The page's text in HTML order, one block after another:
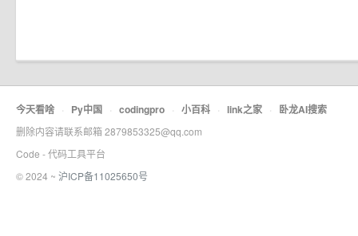
今天看啥 · Py中国 · codingpro · 小百科 · link之家 · 卧龙AI搜索
删除内容请联系邮箱 2879853325@qq.com
Code - 代码工具平台
© 2024 ~ 沪ICP备11025650号